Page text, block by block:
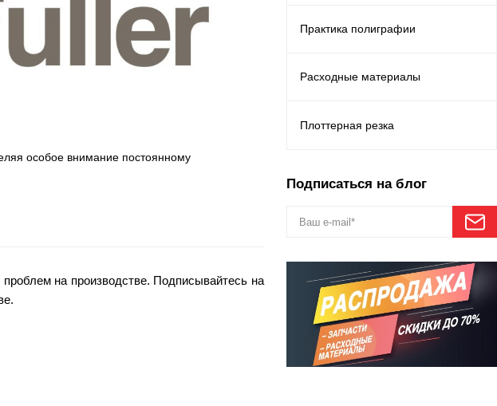
особое внимание постоянному
на производстве. Подписывайтесь на
Практика полиграфии
Расходные материалы
Плоттерная резка
Подписаться на блог